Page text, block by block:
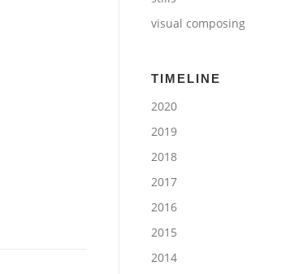
visual composing
TIMELINE
2020
2019
2018
2017
2016
2015
2014